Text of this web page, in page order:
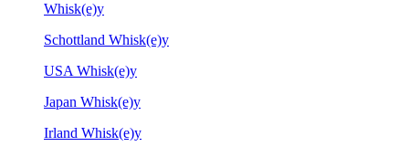
Whisk(e)y
Schottland Whisk(e)y
USA Whisk(e)y
Japan Whisk(e)y
Irland Whisk(e)y